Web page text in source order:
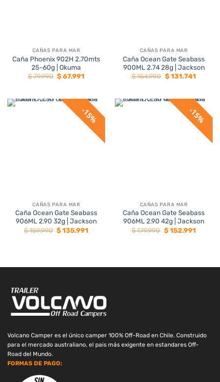
CAÑAS PARA MAR
Caña Phoenix 902H 2.70mts
25-60g | Okuma
$79.990 El
precio
$ 79.990.
$67.991
$ 67.991.
CAÑAS PARA MAR
Caña Ocean Gate Seabass
900ML 2.74 28g | Jackson
$154.990 El
precio
$ 154.990.
$131.741El
$
15%
CAÑAS PARA MAR
Caña Ocean Gate Seabass
906ML 2.90 32g | Jackson
$159.990 El
precio
$135.991
15%
CAÑAS PARA MAR
Caña Ocean Gate Seabass
906ML 2.90 42g | Jackson
$179.990 El
precio
$152.991El
Volcano Camper es el único camper 100% Off-Road en Chile. Construido
para el mercado australiano, el pais más exigente en estandares Off-
Road del Mundo.
FORMAS DE PAGO: